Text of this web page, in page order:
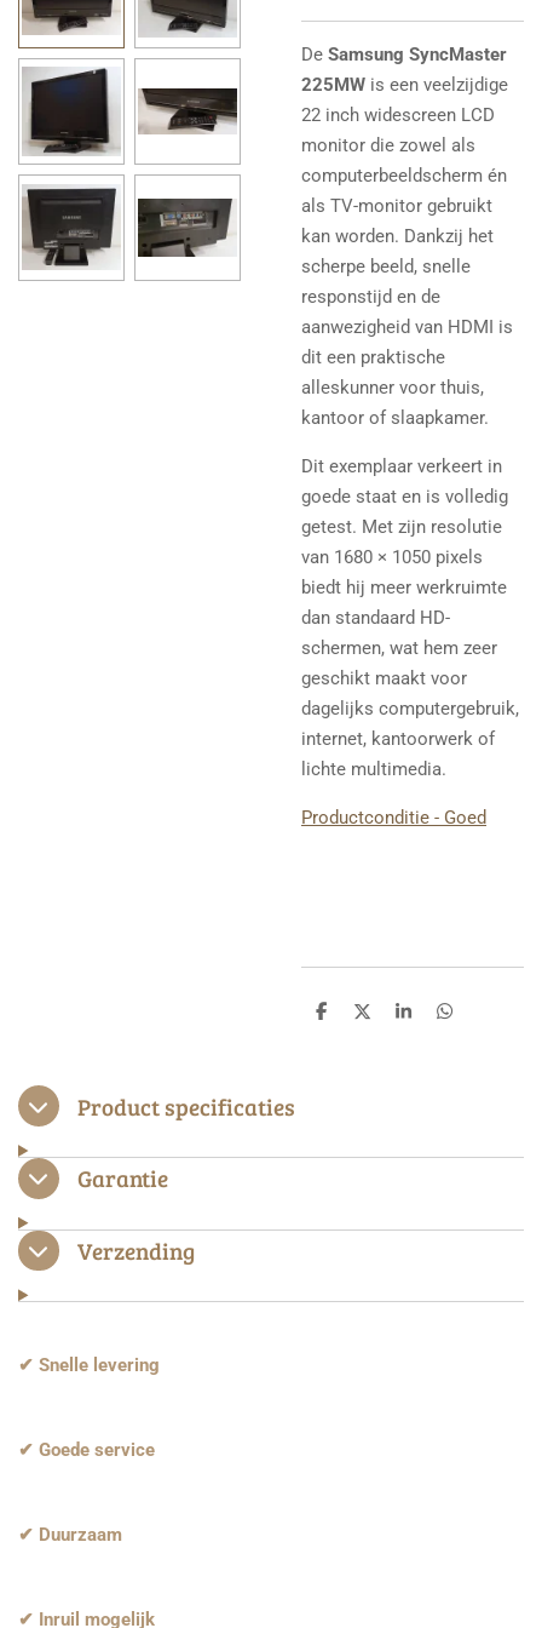
De Samsung SyncMaster
225MW is een veelzijdige
22 inch widescreen LCD
monitor die zowel als
computerbeeldscherm én
als TV-monitor gebruikt
kan worden. Dankzij het
scherpe beeld, snelle
responstijd en de
aanwezigheid van HDMI is
dit een praktische
alleskunner voor thuis,
kantoor of slaapkamer.
Dit exemplaar verkeert in
goede staat en is volledig
getest. Met zijn resolutie
van 1680 × 1050 pixels
biedt hij meer werkruimte
dan standaard HD-
schermen, wat hem zeer
geschikt maakt voor
dagelijks computergebruik,
internet, kantoorwerk of
lichte multimedia.
Productconditie - Goed
D
D
S
D
Product specificaties
Garantie
Verzending
✔ Snelle levering
✔ Goede service
✔ Duurzaam
✔ Inruil mogelijk